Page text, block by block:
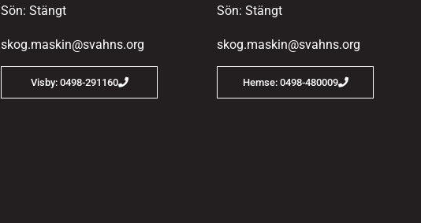
Sön: Stängt
skog.maskin@svahns.org
Visby: 0498-291160
Sön: Stängt
skog.maskin@svahns.org
Hemse: 0498-480009